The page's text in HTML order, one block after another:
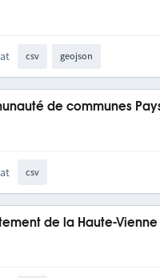
csv geojson
de communes
csv
de la Haute-Vienne